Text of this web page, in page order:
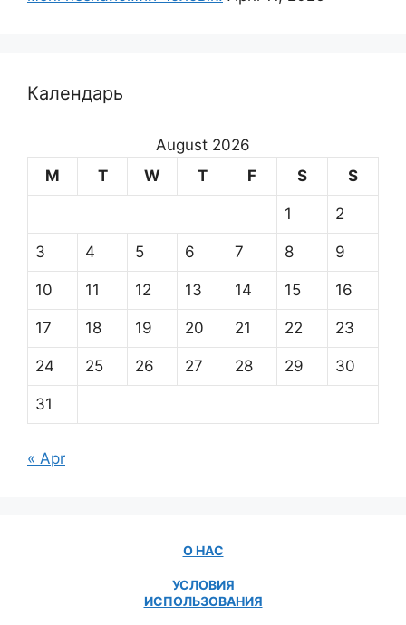
Календарь
August 2026
M
T W T F S S
1 2
3 4 5 6 7 8 9
10 11 12 13 14 15 16
17 18 19 20 21 22 23
24 25 26 27 28 29 30
31
« Apr
О НАС
УСЛОВИЯ
ИСПОЛЬЗОВАНИЯ